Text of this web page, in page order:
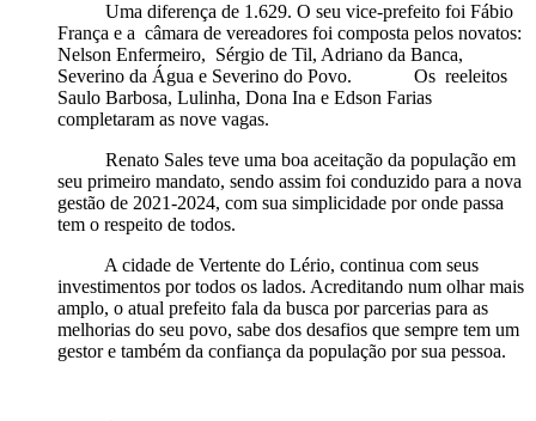
Uma diferença de 1.629. O seu vice-prefeito foi Fábio
França e a câmara de vereadores foi composta pelos novatos:
Nelson Enfermeiro, Sérgio de Til, Adriano da Banca,
Severino da Água e Severino do Povo. Os reeleitos
Saulo Barbosa, Lulinha, Dona Ina e Edson Farias
completaram as nove vagas.
Renato Sales teve uma boa aceitação da população em
seu primeiro mandato, sendo assim foi conduzido para a nova
gestão de 2021-2024, com sua simplicidade por onde passa
tem o respeito de todos.
A cidade de Vertente do Lério, continua com seus
investimentos por todos os lados. Acreditando num olhar mais
amplo, o atual prefeito fala da busca por parcerias para as
melhorias do seu povo, sabe dos desafios que sempre tem um
gestor e também da confiança da população por sua pessoa.